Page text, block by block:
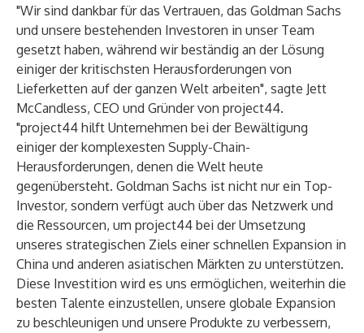
"Wir sind dankbar für das Vertrauen, das Goldman Sachs
und unsere bestehenden Investoren in unser Team
gesetzt haben, während wir beständig an der Lösung
einiger der kritischsten Herausforderungen von
Lieferketten auf der ganzen Welt arbeiten", sagte Jett
McCandless, CEO und Gründer von project44.
"project44 hilft Unternehmen bei der Bewältigung
einiger der komplexesten Supply-Chain-
Herausforderungen, denen die Welt heute
gegenübersteht. Goldman Sachs ist nicht nur ein Top-
Investor, sondern verfügt auch über das Netzwerk und
die Ressourcen, um project44 bei der Umsetzung
unseres strategischen Ziels einer schnellen Expansion in
China und anderen asiatischen Märkten zu unterstützen.
Diese Investition wird es uns ermöglichen, weiterhin die
besten Talente einzustellen, unsere globale Expansion
zu beschleunigen und unsere Produkte zu verbessern,